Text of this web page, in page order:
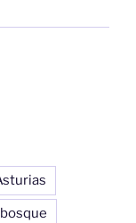
bosque